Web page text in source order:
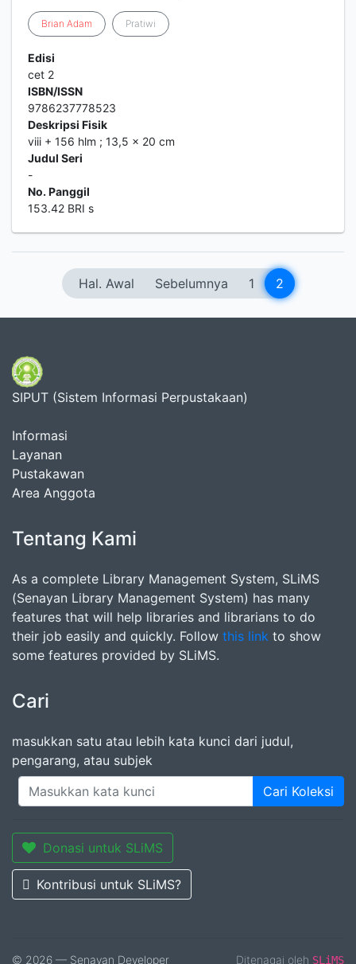
Brian Adam Pratiwi
Edisi
cet 2
ISBN/ISSN
9786237778523
Deskripsi Fisik
viii + 156 hlm ; 13,5 x 20 cm
Judul Seri
-
No. Panggil
153.42 BRI s
Hal. Awal Sebelumnya 1 2
SIPUT (Sistem Informasi Perpustakaan)
Informasi
Layanan
Pustakawan
Area Anggota
Tentang Kami
As a complete Library Management System, SLiMS
(Senayan Library Management System) has many
features that will help libraries and librarians to do
their job easily and quickly. Follow this link to show
some features provided by SLiMS.
Cari
masukkan satu atau lebih kata kunci dari judul,
pengarang, atau subjek
Cari Koleksi
Donasi untuk SLiMS
Kontribusi untuk SLiMS?
© 2026 — Senayan Developer Ditenagai oleh SLiMS